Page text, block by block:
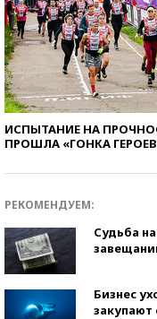
ИСПЫТАНИЕ НА
ПРОШЛА «ГОНКА
РЕКОМЕНДУЕМ:
Судьба
Бизнес